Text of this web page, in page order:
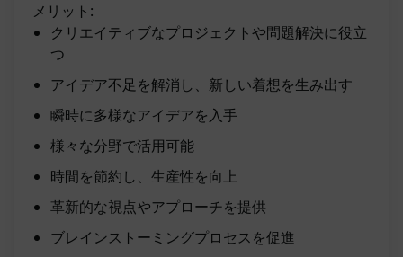
メリット:
クリエイティブなプロジェクトや問題解決に役立
つ
アイデア不足を解消し、新しい着想を生み出す
瞬時に多様なアイデアを入手
様々な分野で活用可能
時間を節約し、生産性を向上
革新的な視点やアプローチを提供
ブレインストーミングプロセスを促進